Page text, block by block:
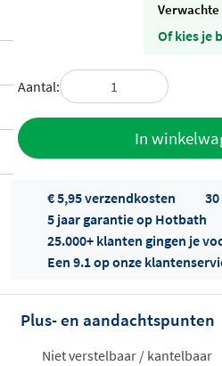
Of kies je
Aantal:
In
Offertes
€ 5,95 verzendkosten
5 jaar garantie op Hotbath
25.000+ klanten gingen je
Een 9.1 op onze
Plus- en aandachtspunten
Niet verstelbaar / kantelbaar